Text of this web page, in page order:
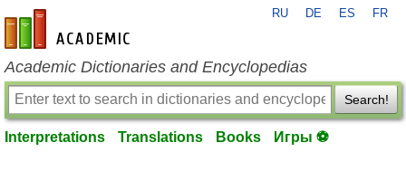
en-academic.com
RU DE ES FR
Academic Dictionaries and Encyclopedias
Search!
Interpretations Translations Books Игры ⚽